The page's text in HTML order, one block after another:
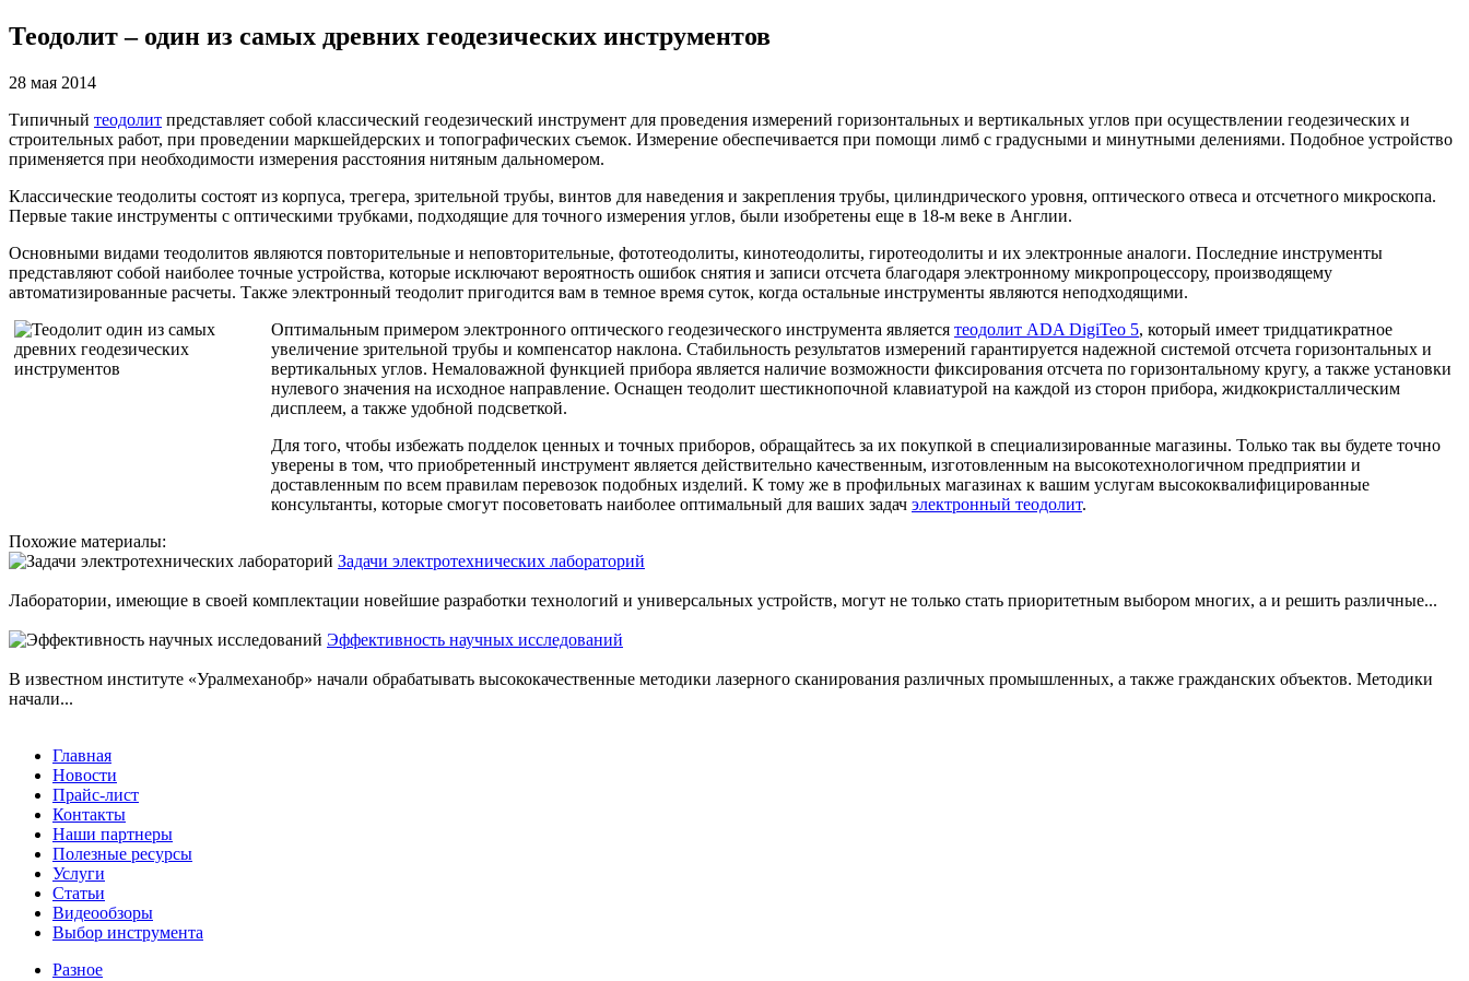
Теодолит – один из самых древних геодезических инструментов
28 мая 2014
Типичный теодолит представляет собой классический геодезический инструмент для проведения измерений горизонтальных и вертикальных углов при осуществлении геодезических и
строительных работ, при проведении маркшейдерских и топографических съемок. Измерение обеспечивается при помощи лимб с градусными и минутными делениями. Подобное устройство
применяется при необходимости измерения расстояния нитяным дальномером.
Классические теодолиты состоят из корпуса, трегера, зрительной трубы, винтов для наведения и закрепления трубы, цилиндрического уровня, оптического отвеса и отсчетного микроскопа.
Первые такие инструменты с оптическими трубками, подходящие для точного измерения углов, были изобретены еще в 18-м веке в Англии.
Основными видами теодолитов являются повторительные и неповторительные, фототеодолиты, кинотеодолиты, гиротеодолиты и их электронные аналоги. Последние инструменты
представляют собой наиболее точные устройства, которые исключают вероятность ошибок снятия и записи отсчета благодаря электронному микропроцессору, производящему
автоматизированные расчеты. Также электронный теодолит пригодится вам в темное время суток, когда остальные инструменты являются неподходящими.
Оптимальным примером электронного оптического геодезического инструмента является теодолит ADA DigiTeo 5, который имеет тридцатикратное
увеличение зрительной трубы и компенсатор наклона. Стабильность результатов измерений гарантируется надежной системой отсчета горизонтальных и
вертикальных углов. Немаловажной функцией прибора является наличие возможности фиксирования отсчета по горизонтальному кругу, а также установки
нулевого значения на исходное направление. Оснащен теодолит шестикнопочной клавиатурой на каждой из сторон прибора, жидкокристаллическим
дисплеем, а также удобной подсветкой.
Для того, чтобы избежать подделок ценных и точных приборов, обращайтесь за их покупкой в специализированные магазины. Только так вы будете точно
уверены в том, что приобретенный инструмент является действительно качественным, изготовленным на высокотехнологичном предприятии и
доставленным по всем правилам перевозок подобных изделий. К тому же в профильных магазинах к вашим услугам высококвалифицированные
консультанты, которые смогут посоветовать наиболее оптимальный для ваших задач электронный теодолит.
Похожие материалы:
Задачи электротехнических лабораторий
Лаборатории, имеющие в своей комплектации новейшие разработки технологий и универсальных устройств, могут не только стать приоритетным выбором многих, а и решить различные...
Эффективность научных исследований
В известном институте «Уралмеханобр» начали обрабатывать высококачественные методики лазерного сканирования различных промышленных, а также гражданских объектов. Методики
начали...
Главная
Новости
Прайс-лист
Контакты
Наши партнеры
Полезные ресурсы
Услуги
Статьи
Видеообзоры
Выбор инструмента
Разное